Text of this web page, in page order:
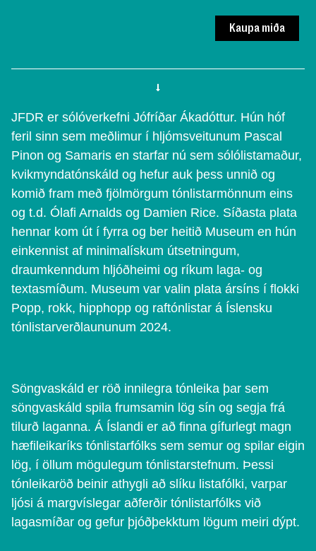
Kaupa miða
JFDR er sólóverkefni Jófríðar Ákadóttur. Hún hóf
feril sinn sem meðlimur í hljómsveitunum Pascal
Pinon og Samaris en starfar nú sem sólólistamaður,
kvikmyndatónskáld og hefur auk þess unnið og
komið fram með fjölmörgum tónlistarmönnum eins
og t.d. Ólafi Arnalds og Damien Rice. Síðasta plata
hennar kom út í fyrra og ber heitið Museum en hún
einkennist af minimalískum útsetningum,
draumkenndum hljóðheimi og ríkum laga- og
textasmíðum. Museum var valin plata ársíns í flokki
Popp, rokk, hipphopp og raftónlistar á Íslensku
tónlistarverðlaununum 2024.
Söngvaskáld er röð innilegra tónleika þar sem
söngvaskáld spila frumsamin lög sín og segja frá
tilurð laganna. Á Íslandi er að finna gífurlegt magn
hæfileikaríks tónlistarfólks sem semur og spilar eigin
lög, í öllum mögulegum tónlistarstefnum. Þessi
tónleikaröð beinir athygli að slíku listafólki, varpar
ljósi á margvíslegar aðferðir tónlistarfólks við
lagasmíðar og gefur þjóðþekktum lögum meiri dýpt.